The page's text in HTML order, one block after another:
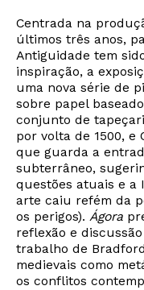
Centrada na
últimos três anos,
Antiguidade tem
inspiração, a
uma nova série de
sobre papel
conjunto de
por volta de 1500, e
que guarda a
subterrâneo,
questões atuais e a
arte caiu refém da
os perigos). Ágora
reflexão e
trabalho de
medievais como
os conflitos